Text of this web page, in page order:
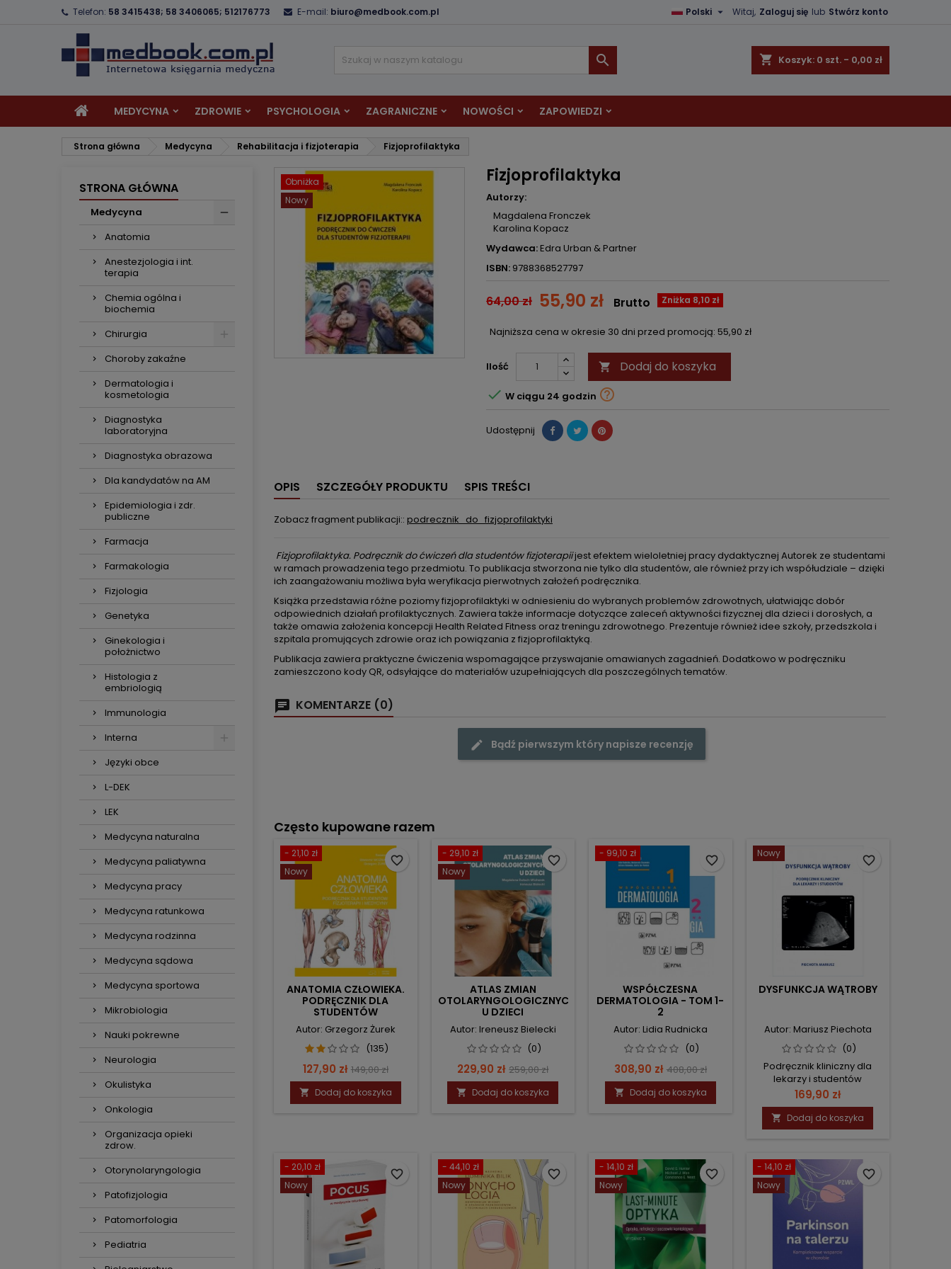
Telefon: 58 3415438; 58 3406065; 512176773 E-mail: biuro@medbook.com.pl Witaj, Zaloguj się lub Stwórz konto
Polski 
shopping_cart Koszyk: 0 szt. - 0,00 zł

MEDYCYNA ZDROWIE PSYCHOLOGIA ZAGRANICZNE NOWOŚCI ZAPOWIEDZI
Strona główna Medycyna Rehabilitacja i fizjoterapia Fizjoprofilaktyka
STRONA GŁÓWNA
Medycyna
Anatomia
Anestezjologia i int.
terapia
Chemia ogólna i
biochemia
Chirurgia
Choroby zakaźne
Dermatologia i
kosmetologia
Diagnostyka
laboratoryjna
Diagnostyka obrazowa
Dla kandydatów na AM
Epidemiologia i zdr.
publiczne
Farmacja
Farmakologia
Fizjologia
Genetyka
Ginekologia i
położnictwo
Histologia z
embriologią
Immunologia
Interna
Języki obce
L-DEK
LEK
Medycyna naturalna
Medycyna paliatywna
Medycyna pracy
Medycyna ratunkowa
Medycyna rodzinna
Medycyna sądowa
Medycyna sportowa
Mikrobiologia
Nauki pokrewne
Neurologia
Okulistyka
Onkologia
Organizacja opieki
zdrow.
Otorynolaryngologia
Patofizjologia
Patomorfologia
Pediatria
Obniżka
Nowy
Fizjoprofilaktyka
Autorzy:
Magdalena Fronczek
Karolina Kopacz
Wydawca:Edra Urban & Partner
ISBN: 9788368527797
64,00 zł 55,90 zł Zniżka 8,10 zł
Brutto
Najniższa cena w okresie 30 dni przed promocją: 55,90 zł
Ilość  Dodaj do koszyka
 W ciągu 24 godzin 
Udostępnij
OPIS SZCZEGÓŁY PRODUKTU SPIS TREŚCI
Zobacz fragment publikacji:: podrecznik_do_fizjoprofilaktyki
Fizjoprofilaktyka. Podręcznik do ćwiczeń dla studentów fizjoterapiijest efektem wieloletniej pracy dydaktycznej Autorek ze studentami
w ramach prowadzenia tego przedmiotu. To publikacja stworzona nie tylko dla studentów, ale również przy ich współudziale – dzięki
ich zaangażowaniu możliwa była weryfikacja pierwotnych założeń podręcznika.
Książka przedstawia różne poziomy fizjoprofilaktyki w odniesieniu do wybranych problemów zdrowotnych, ułatwiając dobór
odpowiednich działań profilaktycznych. Zawiera także informacje dotyczące zaleceń aktywności fizycznej dla dzieci i dorosłych, a
także omawia założenia koncepcji Health Related Fitness oraz treningu zdrowotnego. Prezentuje również idee szkoły, przedszkola i
szpitala promujących zdrowie oraz ich powiązania z fizjoprofilaktyką.
Publikacja zawiera praktyczne ćwiczenia wspomagające przyswajanie omawianych zagadnień. Dodatkowo w podręczniku
zamieszczono kody QR, odsyłające do materiałów uzupełniających dla poszczególnych tematów.
KOMENTARZE (0)
Bądź pierwszym który napisze recenzję
Często kupowane razem
- 21,10 zł
Nowy
ANATOMIA CZŁOWIEKA.
PODRĘCZNIK DLA
STUDENTÓW
FIZJOTERAPII I MEDYCYNY
Autor: Grzegorz Żurek
(135)
Cena
127,90 zł Cena
podstawowa
149,00 zł
 Dodaj do koszyka
favorite_border
- 29,10 zł
Nowy
ATLAS ZMIAN
OTOLARYNGOLOGICZNYCH
U DZIECI
Autor: Ireneusz Bielecki
(0)
Cena
229,90 zł Cena
podstawowa
259,00 zł
 Dodaj do koszyka
favorite_border
- 99,10 zł
WSPÓŁCZESNA
DERMATOLOGIA - TOM 1-
2
Autor: Lidia Rudnicka
(0)
Cena
308,90 zł Cena
podstawowa
408,00 zł
 Dodaj do koszyka
favorite_border
Nowy
DYSFUNKCJA WĄTROBY
Autor: Mariusz Piechota
(0)
Podręcznik kliniczny dla
lekarzy i studentów
Cena
169,90 zł
 Dodaj do koszyka
favorite_border
- 20,10 zł
Nowy
favorite_border
- 44,10 zł
Nowy
favorite_border
- 14,10 zł
Nowy
favorite_border
- 14,10 zł
Nowy
favorite_border
Musisz być zalogowany by zapisać produkty na swojej liście życzeń.